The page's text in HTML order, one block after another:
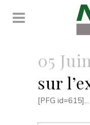
05 Juin
sur
[PFG id=615]...